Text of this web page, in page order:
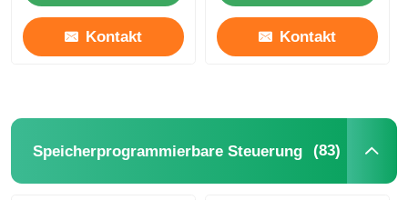
Kontakt Kontakt
Speicherprogrammierbare Steuerung (83)